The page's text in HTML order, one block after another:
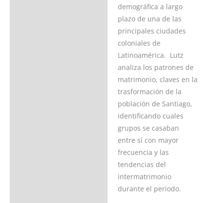
demográfica a largo
plazo de una de las
principales ciudades
coloniales de
Latinoamérica. Lutz
analiza los patrones de
matrimonio, claves en la
trasformación de la
población de Santiago,
identificando cuales
grupos se casaban
entre sí con mayor
frecuencia y las
tendencias del
intermatrimonio
durante el periodo.